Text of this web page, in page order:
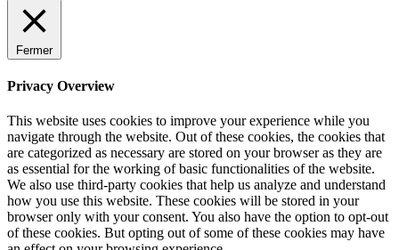
Fermer
Privacy Overview
This website uses cookies to improve your experience while you
navigate through the website. Out of these cookies, the cookies that
are categorized as necessary are stored on your browser as they are
as essential for the working of basic functionalities of the website.
We also use third-party cookies that help us analyze and understand
how you use this website. These cookies will be stored in your
browser only with your consent. You also have the option to opt-out
of these cookies. But opting out of some of these cookies may have